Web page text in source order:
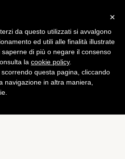
i suoi
posizioni
×
da questo utilizzati si avvalgono
ed utili alle finalità illustrate
di più o negare il consenso
la cookie policy.
questa pagina, cliccando
navigazione in altra maniera,